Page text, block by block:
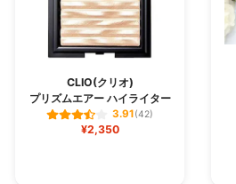
CLIO(クリオ)
プリズムエアー ハイライター
3.91(42)
¥2,350